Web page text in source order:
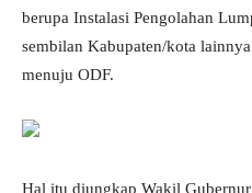
berupa Instalasi Pengolahan
sembilan Kabupaten/kota
menuju ODF.
Hal itu diungkap Wakil